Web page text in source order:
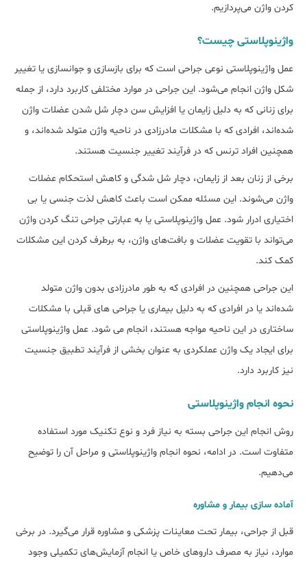
کردن واژن می‌پردازیم.
واژینوپلاستی چیست؟
عمل واژینوپلاستی نوعی جراحی است که برای بازسازی و جوانسازی یا تغییر
شکل واژن انجام می‌‌شود. این جراحی در موارد مختلفی کاربرد دارد، از جمله
برای زنانی که به دلیل زایمان یا افزایش سن دچار شل شدن عضلات واژن
شده‌اند، افرادی که با مشکلات مادرزادی در ناحیه واژن متولد شده‌اند، و
همچنین افراد ترنس که در فرآیند تغییر جنسیت هستند.
برخی از زنان بعد از زایمان، دچار شل شدگی و کاهش استحکام عضلات
واژن می‌شوند. این مسئله ممکن است باعث کاهش لذت جنسی یا بی
‌اختیاری ادرار شود. عمل واژینوپلاستی یا به عبارتی جراحی تنگ کردن واژن
می‌‌تواند با تقویت عضلات و بافت‌های واژن، به برطرف کردن این مشکلات
کمک کند.
این جراحی همچنین در افرادی که به‌ طور مادرزادی بدون واژن متولد
شده‌اند یا در افرادی که به دلیل بیماری یا جراحی‌ های قبلی با مشکلات
ساختاری در این ناحیه مواجه هستند، انجام می ‌شود. عمل واژینوپلاستی
برای ایجاد یک واژن عملکردی به‌ عنوان بخشی از فرآیند تطبیق جنسیت
نیز کاربرد دارد.
نحوه انجام واژینوپلاستی
روش انجام این جراحی بسته به نیاز فرد و نوع تکنیک مورد استفاده
متفاوت است. در ادامه، نحوه انجام واژینوپلاستی و مراحل آن را توضیح
می‌دهیم.
آماده‌ سازی بیمار و مشاوره
قبل از جراحی، بیمار تحت معاینات پزشکی و مشاوره قرار می‌گیرد. در برخی
موارد، نیاز به مصرف داروهای خاص یا انجام آزمایش‌های تکمیلی وجود